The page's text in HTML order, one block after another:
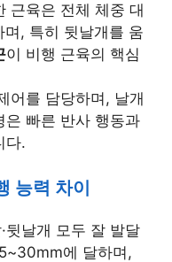
근육은 전체 체중 대
, 특히 뒷날개를 움
이 비행 근육의 핵심
어를 담당하며, 날개
은 빠른 반사 행동과
다.
능력 차이
뒷날개 모두 잘 발달
에 달하며,